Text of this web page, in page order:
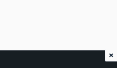
×